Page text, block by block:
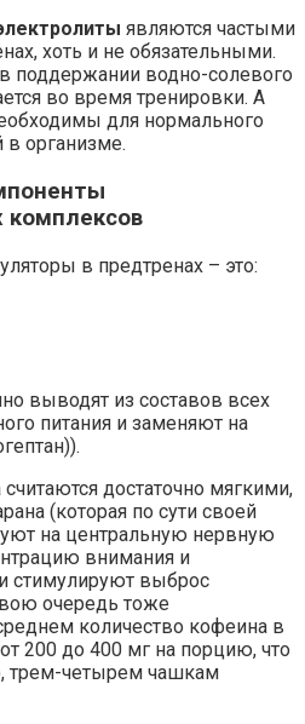
являются частыми
хоть и не обязательными.
поддержании водно-солевого
во время тренировки. А
для нормального
в организме.
комплексов
в предтренах – это:
выводят из составов всех
питания и заменяют на
достаточно мягкими,
(которая по сути своей
на центральную нервную
внимания и
стимулируют выброс
очередь тоже
количество кофеина в
200 до 400 мг на порцию, что
трем-четырем чашкам